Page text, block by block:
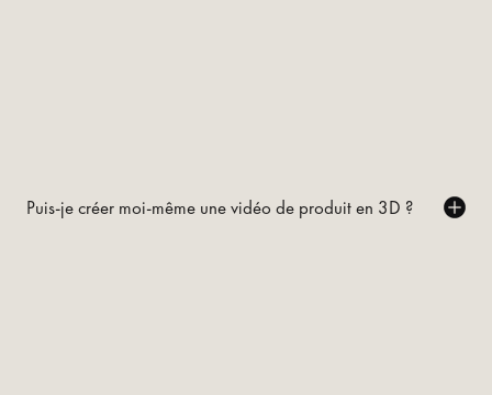
Puis-je créer moi-même une vidéo de produit en 3D ?